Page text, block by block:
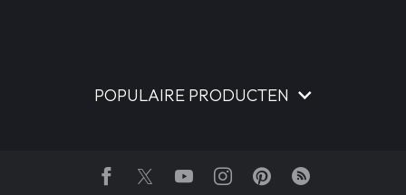
POPULAIRE PRODUCTEN